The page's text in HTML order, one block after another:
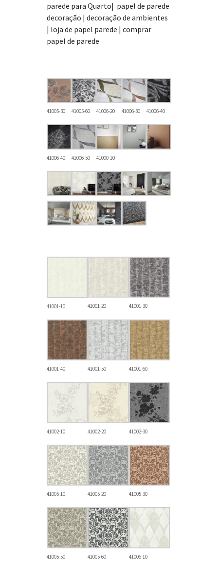
parede para Quarto| papel de parede
decoração | decoração de ambientes
| loja de papel parede | comprar
papel de parede
41005-30 41005-60 41006-20 41006-30 41006-40
41006-40 41006-50 41000-10
41001-10 41001-20 41001-30
41001-40 41001-50 41001-60
41002-10 41002-20 41002-30
41005-10 41005-20 41005-30
41005-50 41005-60 41006-10